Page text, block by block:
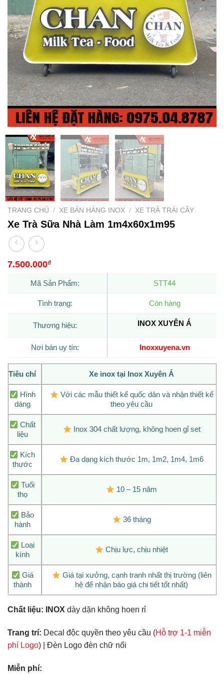
TRANG CHỦ / XE BÁN HÀNG INOX / XE TRÀ TRÁI CÂY
Xe Trà Sữa Nhà Làm 1m4x60x1m95
7.500.000₫
Mã Sản Phẩm: STT44
Tình trạng: Còn hàng
Thương hiệu: INOX XUYÊN Á
Nơi bán uy tín: Inoxxuyena.vn
Tiêu chí Xe inox tại Inox Xuyên Á
Hình
dáng
Với các mẫu thiết kế quốc dân và nhận thiết kế
theo yêu cầu
Chất
liệu
Inox 304 chất lượng, không hoen gỉ set
Kích
thước
Đa dạng kích thước 1m, 1m2, 1m4, 1m6
Tuổi
thọ
10 – 15 năm
Bảo
hành
36 tháng
Loại
kính
Chịu lực, chịu nhiệt
Giá
thành
Giá tại xưởng, cạnh tranh nhất thị trường (liên
hệ để nhận báo giá chi tiết tốt nhất)
Chất liệu: INOX dày dặn không hoen rỉ
Trang trí: Decal độc quyền theo yêu cầu (Hỗ trợ 1-1 miễn
phí Logo) | Đèn Logo đèn chữ nổi
Miễn phí: